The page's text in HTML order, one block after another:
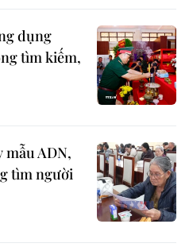
dụng
tìm kiếm,
mẫu ADN,
tìm người